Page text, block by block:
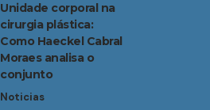
Unidade corporal na
cirurgia plástica:
Como Haeckel Cabral
Moraes analisa o
conjunto
Noticias